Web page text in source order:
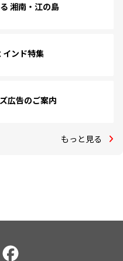
湘南・江の島
インド特集
広告のご案内
もっと見る